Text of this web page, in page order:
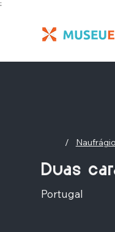
;
/
Duas
Portugal